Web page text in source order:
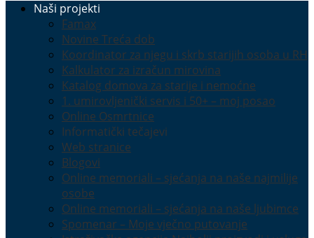
Naši projekti
Famax
Novine Treća dob
Koordinator za njegu i skrb starijih osoba u RH
Kalkulator za izračun mirovina
Katalog domova za starije i nemoćne
1. umirovljenički servis i 50+ – moj posao
Online Osmrtnice
Informatički tečajevi
Web stranice
Blogovi
Online memoriali – sjećanja na naše najmilije
osobe
Online memoriali – sjećanja na naše ljubimce
Spomenar – Moje vječno putovanje